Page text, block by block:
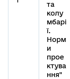
та
колу
мбарі
ї.
Норм
и
прое
ктува
ння"